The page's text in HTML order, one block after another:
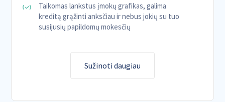
Taikomas lankstus įmokų grafikas, galima
kreditą grąžinti anksčiau ir nebus jokių su tuo
susijusių papildomų mokesčių
Sužinoti daugiau